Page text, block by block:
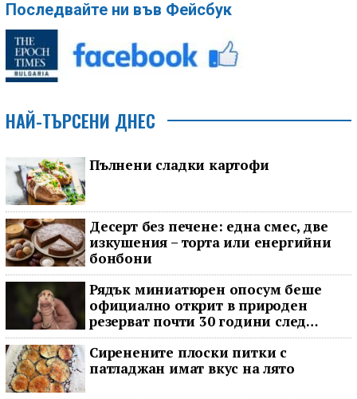
Последвайте ни във Фейсбук
НАЙ-ТЪРСЕНИ ДНЕС
Пълнени сладки картофи
Десерт без печене: една смес, две
изкушения – торта или енергийни
бонбони
Рядък миниатюрен опосум беше
официално открит в природен
резерват почти 30 години след
последното му наблюдение
Сиренените плоски питки с
патладжан имат вкус на лято